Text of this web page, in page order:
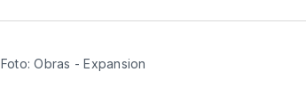
Foto: Obras - Expansion